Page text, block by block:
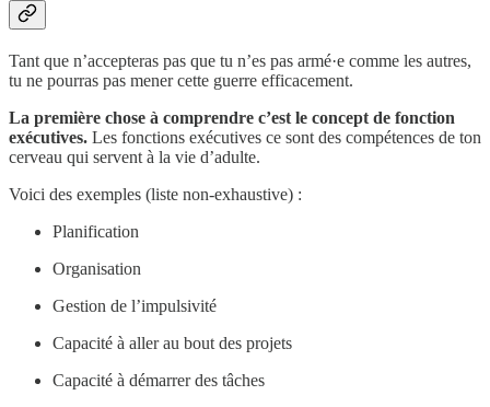
Tant que n’accepteras pas que tu n’es pas armé·e comme les autres,
tu ne pourras pas mener cette guerre efficacement.
La première chose à comprendre c’est le concept de fonction
exécutives. Les fonctions exécutives ce sont des compétences de ton
cerveau qui servent à la vie d’adulte.
Voici des exemples (liste non-exhaustive) :
Planification
Organisation
Gestion de l’impulsivité
Capacité à aller au bout des projets
Capacité à démarrer des tâches